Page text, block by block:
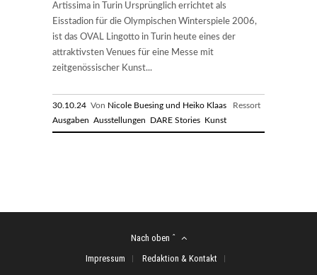
Artissima in Turin Ursprünglich errichtet als
Eisstadion für die Olympischen Winterspiele 2006,
ist das OVAL Lingotto in Turin heute eines der
attraktivsten Venues für eine Messe mit
zeitgenössischer Kunst...
30.10.24 Von Nicole Buesing und Heiko Klaas Ressort
Ausgaben Ausstellungen DARE Stories Kunst
Nach oben ˆ
Impressum
Redaktion & Kontakt